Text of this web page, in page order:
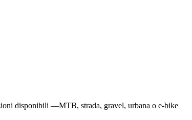
disponibili —MTB, strada, gravel, urbana o e-bike